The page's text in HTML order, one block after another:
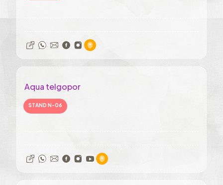
Aqua telgopor
STAND N-06